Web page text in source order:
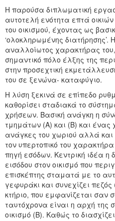
H παρούσα διπλωματική
αυτοτελή ενότητα επτά
του οικισμού, έχοντας ως
‘ολοκληρωμένης διατήρησης’.
αναλλοίωτος χαρακτήρας του,
σημαντικό πόλο έλξης της
στην προσεχτική
του σε ξενώνα- καταφύγιο.
Η λύση ξεκινά σε επίπεδο
καθορίσει σταδιακά το
χρήσεων. Βασική ανάγκη η
τμημάτων (Α) και (Β) και ένας
ανάγκες του χωριού αλλά και
τον υπερτοπικό του
πηγή εσόδων. Κεντρική ιδέα η
εισόδου στον οικισμό που
επισκέπτης σταματά με το
γεφυράκι και συνεχίζει
κτήριο, που εμφανίζεται σαν
ταυτόχρονα είναι η αρχή της
οικισμό (Β). Καθώς το